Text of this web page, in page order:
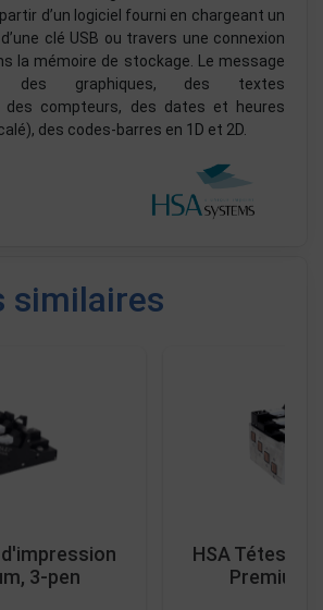
d’un logiciel fourni en chargeant un
clé USB ou travers une connexion
la mémoire de stockage. Le message
des graphiques, des textes
des compteurs, des dates et heures
des codes-barres en 1D et 2D.
similaires
3-pen
HSA Tétes
Premium,